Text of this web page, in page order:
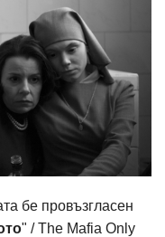
бе провъзгласен
" / The Mafia Only